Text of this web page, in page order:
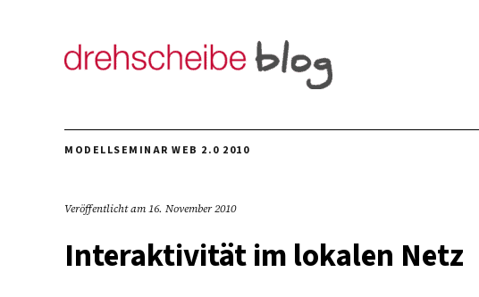
MODELLSEMINAR WEB 2.0 2010
Veröffentlicht am16. November 2010
Interaktivität im lokalen Netz